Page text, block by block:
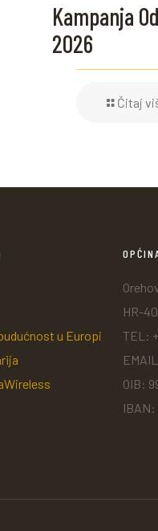
Kampanja
2026
Čitaj
u Europi
HR-
TEL:
OIB: